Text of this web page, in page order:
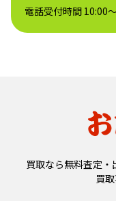
電話受付時間 10:00
買取なら無料査定
買